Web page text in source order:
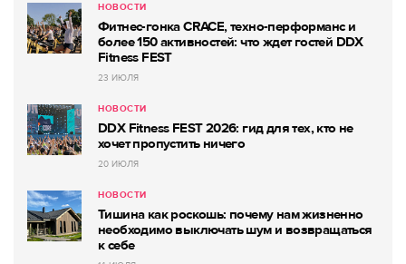
НОВОСТИ
Фитнес-гонка CRACE, техно-перформанс и
более 150 активностей: что ждет гостей DDX
Fitness FEST
23 ИЮЛЯ
НОВОСТИ
DDX Fitness FEST 2026: гид для тех, кто не
хочет пропустить ничего
20 ИЮЛЯ
НОВОСТИ
Тишина как роскошь: почему нам жизненно
необходимо выключать шум и возвращаться
к себе